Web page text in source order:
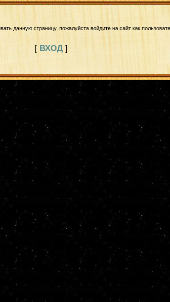
данную страницу, пожалуйста войдите на сайт как
[ ВХОД ]